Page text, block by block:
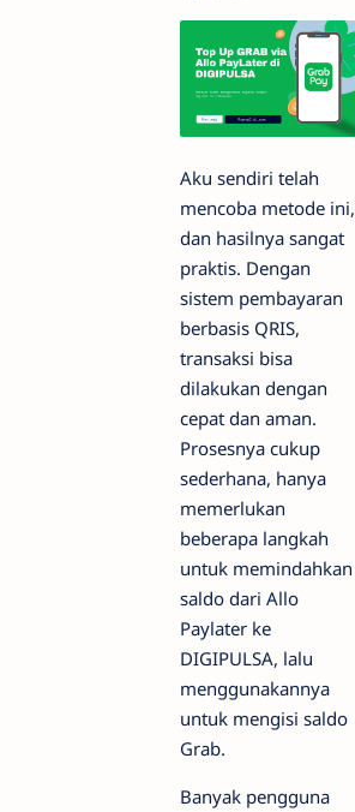
Aku sendiri telah
mencoba metode ini,
dan hasilnya sangat
praktis. Dengan
sistem pembayaran
berbasis QRIS,
transaksi bisa
dilakukan dengan
cepat dan aman.
Prosesnya cukup
sederhana, hanya
memerlukan
beberapa langkah
untuk memindahkan
saldo dari Allo
Paylater ke
DIGIPULSA, lalu
menggunakannya
untuk mengisi saldo
Grab.
Banyak pengguna